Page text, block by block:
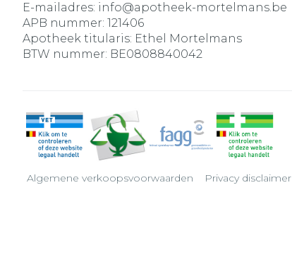
E-mailadres: info@apotheek-mortelmans.be
APB nummer: 121406
Apotheek titularis: Ethel Mortelmans
BTW nummer: BE0808840042
Algemene verkoopsvoorwaarden Privacy disclaimer